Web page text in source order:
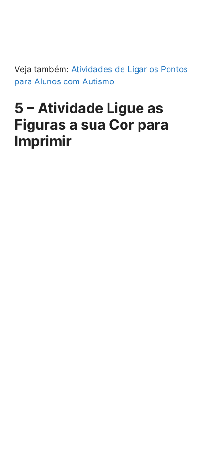
Veja também: Atividades de Ligar os Pontos
para Alunos com Autismo
5 – Atividade Ligue as
Figuras a sua Cor para
Imprimir